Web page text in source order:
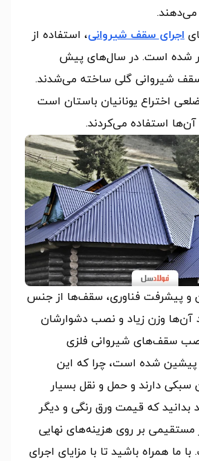
می‌دهند.
اجرای سقف شیروانی، استفاده از
شده است. در سال‌های پیش
سقف شیروانی گلی ساخته می‌شدند.
اختراع یونانیان باستان است
آن‌ها استفاده می‌کردند.
پیشرفت فناوری، سقف‌ها از جنس
آن‌ها وزن زیاد و نصب دشوارشان
نصب سقف‌های شیروانی فلزی
شده است، چرا که این
دارند و حمل و نقل بسیار
بدانید که قیمت ورق رنگی و دیگر
مستقیمی بر روی هزینه‌های نهایی
ما همراه باشید تا با مزایای اجرای